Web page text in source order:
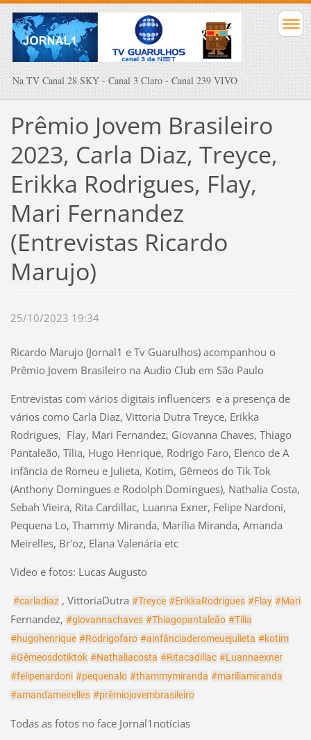
Na TV Canal 28 SKY - Canal 3 Claro - Canal 239 VIVO
Prêmio Jovem Brasileiro
2023, Carla Diaz, Treyce,
Erikka Rodrigues, Flay,
Mari Fernandez
(Entrevistas Ricardo
Marujo)
25/10/2023 19:34
Ricardo Marujo (Jornal1 e Tv Guarulhos) acompanhou o
Prêmio Jovem Brasileiro na Audio Club em São Paulo
Entrevistas com vários digitais influencers e a presença de
vários como Carla Diaz, Vittoria Dutra Treyce, Erikka
Rodrigues, Flay, Mari Fernandez, Giovanna Chaves, Thiago
Pantaleão, Tília, Hugo Henrique, Rodrigo Faro, Elenco de A
infância de Romeu e Julieta, Kotim, Gêmeos do Tik Tok
(Anthony Domingues e Rodolph Domingues), Nathalia Costa,
Sebah Vieira, Rita Cardillac, Luanna Exner, Felipe Nardoni,
Pequena Lo, Thammy Miranda, Marília Miranda, Amanda
Meirelles, Br'oz, Elana Valenária etc
Video e fotos: Lucas Augusto
#carladiaz, VittoriaDutra #Treyce #ErikkaRodrigues #Flay #Mari
Fernandez, #giovannachaves #Thiagopantaleão #Tília
#hugohenrique #Rodrigofaro #ainfânciaderomeuejulieta #kotim
#Gêmeosdotiktok #Nathaliacosta #Ritacadillac #Luannaexner
#felipenardoni #pequenalo #thammymiranda #maríliamiranda
#amandameirelles #prêmiojovembrasileiro
Todas as fotos no face Jornal1notícias